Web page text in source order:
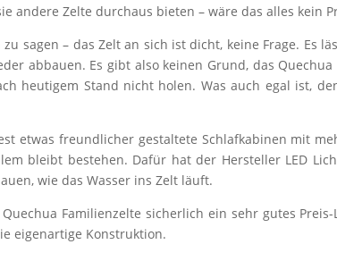
andere Zelte durchaus bieten – wäre das alles kein
sagen – das Zelt an sich ist dicht, keine Frage. Es
abbauen. Es gibt also keinen Grund, das
heutigem Stand nicht holen. Was auch egal ist,
etwas freundlicher gestaltete Schlafkabinen mit
bleibt bestehen. Dafür hat der Hersteller LED
wie das Wasser ins Zelt läuft.
Familienzelte sicherlich ein sehr gutes
eigenartige Konstruktion.